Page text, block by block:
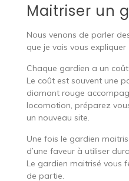
Maitriser un
Nous venons de parler
que je vais vous expliquer
Chaque gardien a un
Le coût est souvent une
diamant rouge
locomotion, préparez
un nouveau site.
Une fois le gardien
d’une faveur à utiliser
Le gardien maitrisé vous
de partie.